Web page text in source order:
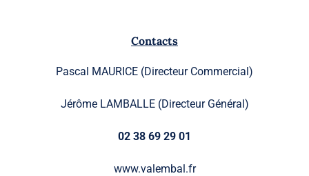
Contacts
Pascal MAURICE (Directeur Commercial)
Jérôme LAMBALLE (Directeur Général)
02 38 69 29 01
www.valembal.fr